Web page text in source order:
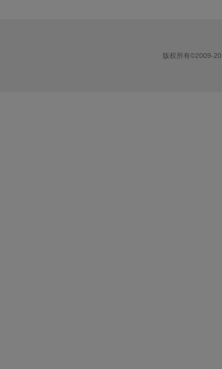
版权所有©2009-